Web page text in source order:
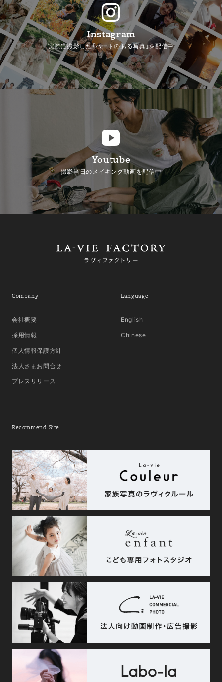
Instagram
実際に撮影した「ハートのある写真」を配信中
Youtube
撮影当日のメイキング動画を配信中
Company
会社概要
採用情報
個人情報保護方針
法人さまお問合せ
プレスリリース
Language
English
Chinese
Recommend Site